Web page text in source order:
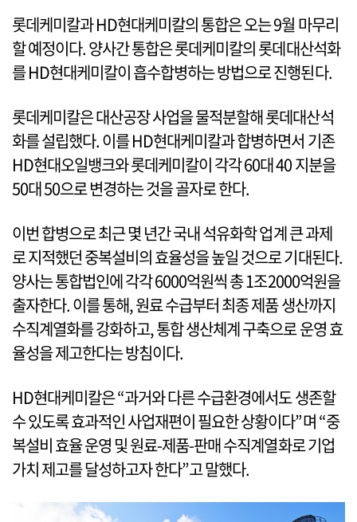
롯데케미칼과 HD현대케미칼의 통합은 오는 9월 마무리
할 예정이다. 양사간 통합은 롯데케미칼의 롯데대산석화
를 HD현대케미칼이 흡수합병하는 방법으로 진행된다.
롯데케미칼은 대산공장 사업을 물적분할해 롯데대산석
화를 설립했다. 이를 HD현대케미칼과 합병하면서 기존
HD현대오일뱅크와 롯데케미칼이 각각 60대 40 지분을
50대 50으로 변경하는 것을 골자로 한다.
이번 합병으로 최근 몇 년간 국내 석유화학 업계 큰 과제
로 지적했던 중복설비의 효율성을 높일 것으로 기대된다.
양사는 통합법인에 각각 6000억원씩 총 1조2000억원을
출자한다. 이를 통해, 원료 수급부터 최종 제품 생산까지
수직계열화를 강화하고, 통합 생산체계 구축으로 운영 효
율성을 제고한다는 방침이다.
HD현대케미칼은 “과거와 다른 수급환경에서도 생존할
수 있도록 효과적인 사업재편이 필요한 상황이다”며 “중
복설비 효율 운영 및 원료-제품-판매 수직계열화로 기업
가치 제고를 달성하고자 한다”고 말했다.